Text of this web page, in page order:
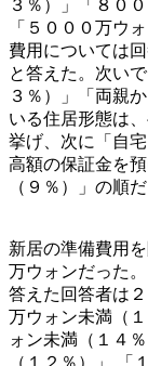
３％）」「８０
「５０００万ウ
費用については
と答えた。次い
３％）」「両親
いる住居形態は
挙げ、次に「自
高額の保証金を
（９％）」の順だ
新居の準備費用
万ウォンだった
答えた回答者は
万ウォン未満（
ォン未満（１４
（１２％）」 「